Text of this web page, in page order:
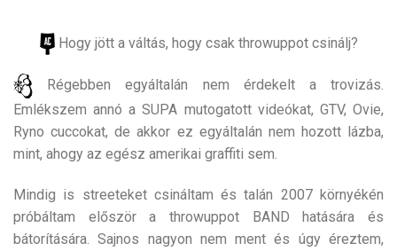
Hogy jött a váltás, hogy csak throwuppot csinálj?
Régebben egyáltalán nem érdekelt a trovizás.
Emlékszem annó a SUPA mutogatott videókat, GTV, Ovie,
Ryno cuccokat, de akkor ez egyáltalán nem hozott lázba,
mint, ahogy az egész amerikai graffiti sem.
Mindig is streeteket csináltam és talán 2007 környékén
próbáltam először a throwuppot BAND hatására és
bátorítására. Sajnos nagyon nem ment és úgy éreztem,